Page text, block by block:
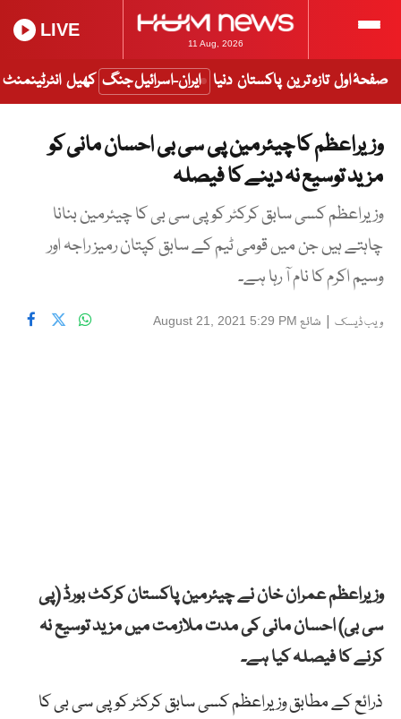
11 Aug, 2026
LIVE
صفحۂ اول تازہ ترین پاکستان دنیا ایران-اسرائیل جنگ کھیل انٹرٹینمنٹ
وزیراعظم کا چیئرمین پی سی بی احسان مانی کو
مزید توسیع نہ دینے کا فیصلہ
وزیراعظم کسی سابق کرکٹر کو پی سی بی کا چیئرمین بنانا
چاہتے ہیں جن میں قومی ٹیم کے سابق کپتان رمیز راجہ اور
وسیم اکرم کا نام آ رہا ہے۔
ویب ڈیسک | شائع August 21, 2021 5:29 PM
وزیراعظم عمران خان نے چیئرمین پاکستان کرکٹ بورڈ (پی
سی بی) احسان مانی کی مدت ملازمت میں مزید توسیع نہ
کرنے کا فیصلہ کیا ہے۔
ذرائع کے مطابق وزیراعظم کسی سابق کرکٹر کو پی سی بی کا